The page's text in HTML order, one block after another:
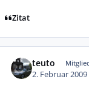
Zitat
teuto
2. Februar